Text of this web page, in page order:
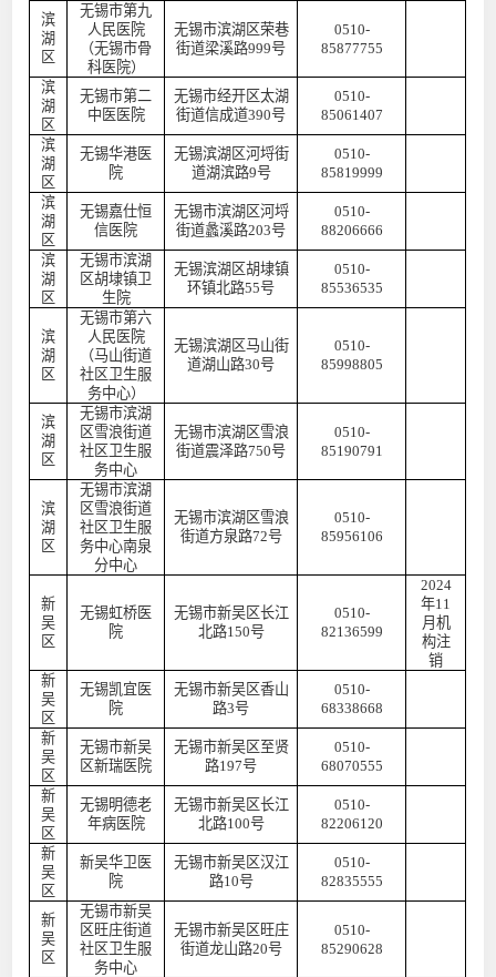
滨
湖
区
无锡市第九
人民医院
（无锡市骨
科医院）
无锡市滨湖区荣巷
街道梁溪路999号
0510-
85877755
滨
湖
区
无锡市第二
中医医院
无锡市经开区太湖
街道信成道390号
0510-
85061407
滨
湖
区
无锡华港医
院
无锡滨湖区河埒街
道湖滨路9号
0510-
85819999
滨
湖
区
无锡嘉仕恒
信医院
无锡市滨湖区河埒
街道蠡溪路203号
0510-
88206666
滨
湖
区
无锡市滨湖
区胡埭镇卫
生院
无锡滨湖区胡埭镇
环镇北路55号
0510-
85536535
滨
湖
区
无锡市第六
人民医院
（马山街道
社区卫生服
务中心）
无锡滨湖区马山街
道湖山路30号
0510-
85998805
滨
湖
区
无锡市滨湖
区雪浪街道
社区卫生服
务中心
无锡市滨湖区雪浪
街道震泽路750号
0510-
85190791
滨
湖
区
无锡市滨湖
区雪浪街道
社区卫生服
务中心南泉
分中心
无锡市滨湖区雪浪
街道方泉路72号
0510-
85956106
新
吴
区
无锡虹桥医
院
无锡市新吴区长江
北路150号
0510-
82136599
2024
年11
月机
构注
销
新
吴
区
无锡凯宜医
院
无锡市新吴区香山
路3号
0510-
68338668
新
吴
区
无锡市新吴
区新瑞医院
无锡市新吴区至贤
路197号
0510-
68070555
新
吴
区
无锡明德老
年病医院
无锡市新吴区长江
北路100号
0510-
82206120
新
吴
区
新吴华卫医
院
无锡市新吴区汉江
路10号
0510-
82835555
新
吴
区
无锡市新吴
区旺庄街道
社区卫生服
务中心
无锡市新吴区旺庄
街道龙山路20号
0510-
85290628